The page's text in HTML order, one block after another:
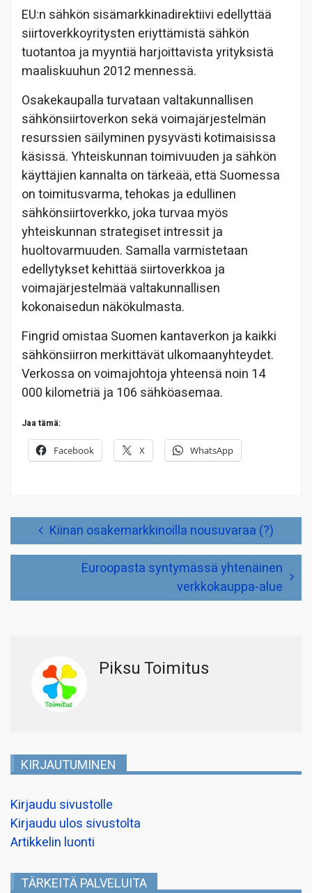
EU:n sähkön sisämarkkinadirektiivi edellyttää
siirtoverkkoyritysten eriyttämistä sähkön
tuotantoa ja myyntiä harjoittavista yrityksistä
maaliskuuhun 2012 mennessä.
Osakekaupalla turvataan valtakunnallisen
sähkönsiirtoverkon sekä voimajärjestelmän
resurssien säilyminen pysyvästi kotimaisissa
käsissä. Yhteiskunnan toimivuuden ja sähkön
käyttäjien kannalta on tärkeää, että Suomessa
on toimitusvarma, tehokas ja edullinen
sähkönsiirtoverkko, joka turvaa myös
yhteiskunnan strategiset intressit ja
huoltovarmuuden. Samalla varmistetaan
edellytykset kehittää siirtoverkkoa ja
voimajärjestelmää valtakunnallisen
kokonaisedun näkökulmasta.
Fingrid omistaa Suomen kantaverkon ja kaikki
sähkönsiirron merkittävät ulkomaanyhteydet.
Verkossa on voimajohtoja yhteensä noin 14
000 kilometriä ja 106 sähköasemaa.
Jaa tämä:
Facebook X WhatsApp
ArtikkelienKiinan osakemarkkinoilla nousuvaraa (?)
Euroopasta syntymässä yhtenäinen
verkkokauppa-alue
Piksu Toimitus
KIRJAUTUMINEN
Kirjaudu sivustolle
Kirjaudu ulos sivustolta
Artikkelin luonti
TÄRKEITÄ PALVELUITA